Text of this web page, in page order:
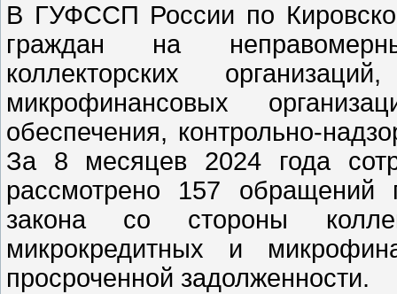
В ГУФССП России по
граждан на
коллекторских
микрофинансовых
обеспечения, контрольно-
За 8 месяцев 2024 года
рассмотрено 157 обращений
закона со стороны
микрокредитных и
просроченной задолженности.